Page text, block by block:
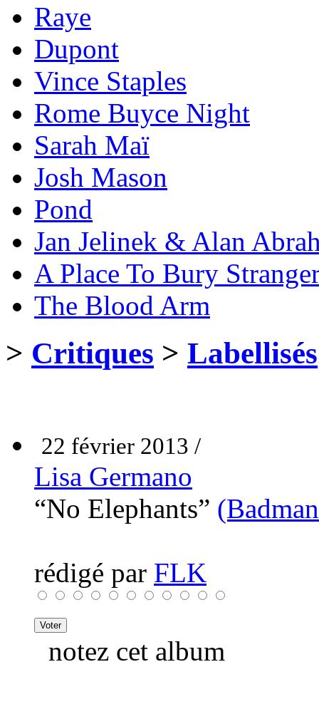
Raye
Dupont
Vince Staples
Rome Buyce Night
Sarah Maï
Josh Mason
Pond
Jan Jelinek & Alan
A Place To Bury
The Blood Arm
> Critiques > Labellisés
22 février 2013 /
Lisa Germano
“No Elephants”
rédigé par FLK
notez cet album